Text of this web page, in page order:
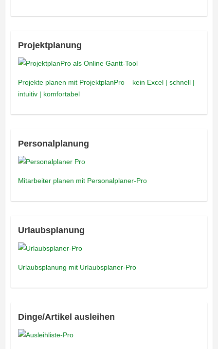
Projektplanung
Projekte planen mit ProjektplanPro – kein Excel | schnell |
intuitiv | komfortabel
Personalplanung
Mitarbeiter planen mit Personalplaner-Pro
Urlaubsplanung
Urlaubsplanung mit Urlaubsplaner-Pro
Dinge/Artikel ausleihen